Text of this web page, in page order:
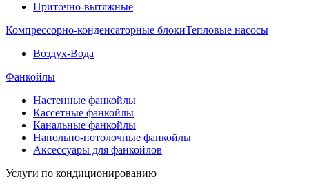
Приточно-вытяжные
Компрессорно-конденсаторные блокиТепловые насосы
Воздух-Вода
Фанкойлы
Настенные фанкойлы
Кассетные фанкойлы
Канальные фанкойлы
Напольно-потолочные фанкойлы
Аксессуары для фанкойлов
Услуги по кондиционированию